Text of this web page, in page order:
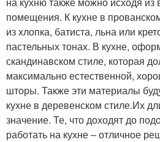
помещения. К кухне в
из хлопка, батиста, льна или
пастельных тонах. В кухне,
скандинавском стиле, которая
максимально естественной,
шторы. Также эти материалы
кухне в деревенском стиле.Их
значение. Те, что доходят до
работать на кухне – отличное